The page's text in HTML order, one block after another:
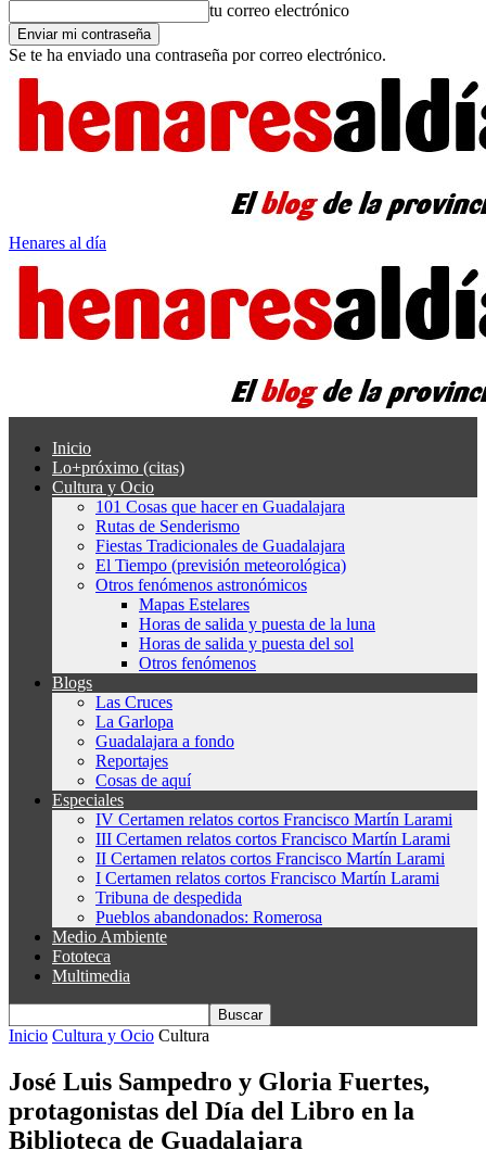
tu correo electrónico
Se te ha enviado una contraseña por correo electrónico.
Henares al día
Inicio
Lo+próximo (citas)
Cultura y Ocio
101 Cosas que hacer en Guadalajara
Rutas de Senderismo
Fiestas Tradicionales de Guadalajara
El Tiempo (previsión meteorológica)
Otros fenómenos astronómicos
Mapas Estelares
Horas de salida y puesta de la luna
Horas de salida y puesta del sol
Otros fenómenos
Blogs
Las Cruces
La Garlopa
Guadalajara a fondo
Reportajes
Cosas de aquí
Especiales
IV Certamen relatos cortos Francisco Martín Larami
III Certamen relatos cortos Francisco Martín Larami
II Certamen relatos cortos Francisco Martín Larami
I Certamen relatos cortos Francisco Martín Larami
Tribuna de despedida
Pueblos abandonados: Romerosa
Medio Ambiente
Fototeca
Multimedia
Inicio Cultura y Ocio Cultura
José Luis Sampedro y Gloria Fuertes,
protagonistas del Día del Libro en la
Biblioteca de Guadalajara